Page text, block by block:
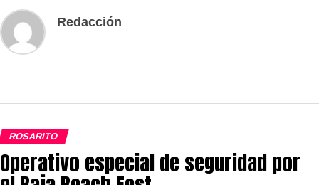
Redacción
ROSARITO
Operativo especial de seguridad por